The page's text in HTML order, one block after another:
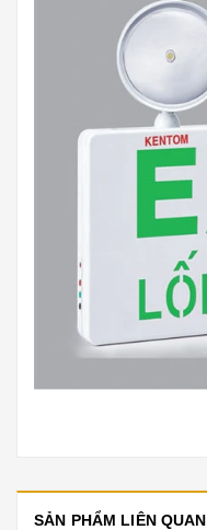
SẢN PHẨM LIÊN QUAN